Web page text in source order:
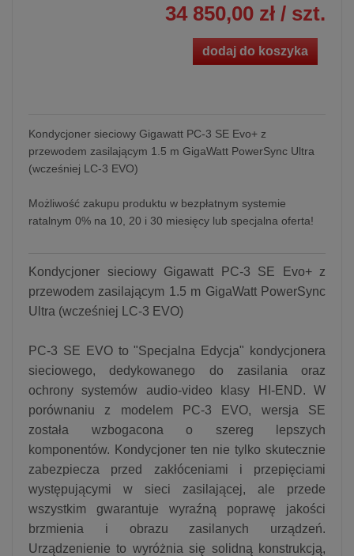
34 850,00 zł / szt.
dodaj do koszyka
Kondycjoner sieciowy Gigawatt PC-3 SE Evo+ z
przewodem zasilającym 1.5 m GigaWatt PowerSync Ultra
(wcześniej LC-3 EVO)
Możliwość zakupu produktu w bezpłatnym systemie
ratalnym 0% na 10, 20 i 30 miesięcy lub specjalna oferta!
Kondycjoner sieciowy Gigawatt PC-3 SE Evo+ z
przewodem zasilającym 1.5 m GigaWatt PowerSync
Ultra (wcześniej LC-3 EVO)
PC-3 SE EVO to "Specjalna Edycja" kondycjonera
sieciowego, dedykowanego do zasilania oraz
ochrony systemów audio-video klasy HI-END. W
porównaniu z modelem PC-3 EVO, wersja SE
została wzbogacona o szereg lepszych
komponentów. Kondycjoner ten nie tylko skutecznie
zabezpiecza przed zakłóceniami i przepięciami
występującymi w sieci zasilającej, ale przede
wszystkim gwarantuje wyraźną poprawę jakości
brzmienia i obrazu zasilanych urządzeń.
Urządzenienie to wyróżnia się solidną konstrukcją,